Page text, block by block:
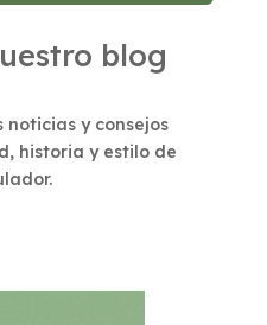
blog
y consejos
historia y estilo de